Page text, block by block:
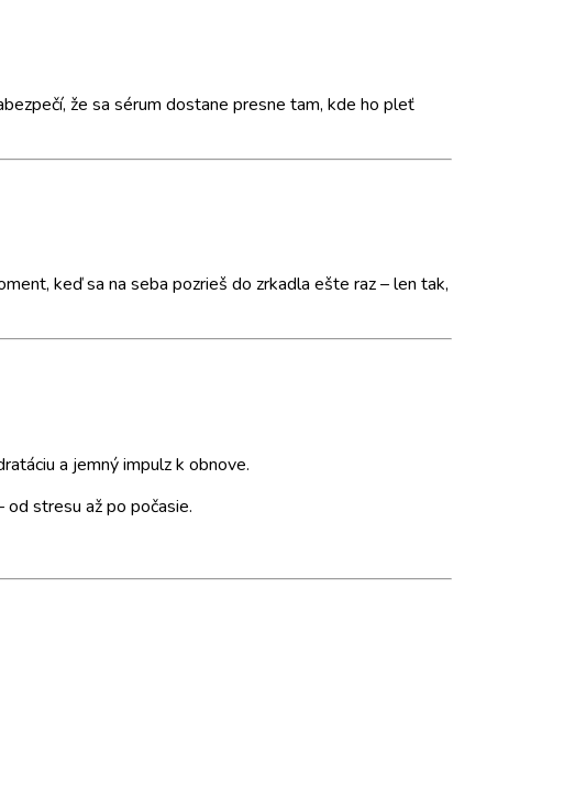
že sa sérum dostane presne tam, kde ho pleť
keď sa na seba pozrieš do zrkadla ešte raz – len tak,
a jemný impulz k obnove.
stresu až po počasie.